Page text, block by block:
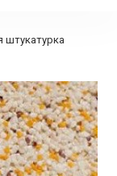
штукатурка